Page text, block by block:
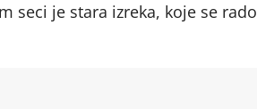
seci je stara izreka, koje se rado